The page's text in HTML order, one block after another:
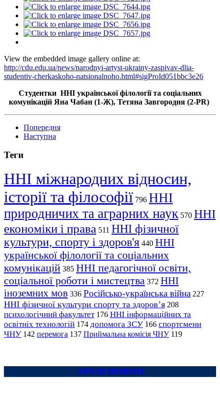
View the embedded image gallery online at:
http://cdu.edu.ua/news/narodnyi-artyst-ukrainy-zaspivav-dlia-
studentiv-cherkaskoho-natsionalnoho.html#sigProId051bbc3e26
Студентки ННІ української філології та соціальних
комунікацій Яна Чабан (1-Ж), Тетяна Завгородня (2-PR)
Попередня
Наступна
Теги
ННІ міжнародних відносин,
історії та філософії 796 ННІ
природничих та аграрних наук 570 ННІ
економіки і права 511 ННІ фізичної
культури, спорту і здоров'я 440 ННІ
української філології та соціальних
комунікацій 385 ННІ педагогічної освіти,
соціальної роботи і мистецтва 372 ННІ
іноземних мов 336 Російсько-українська війна 227
ННІ фізичної культури спорту та здоров’я 208
психологічний факультет 176 ННІ інформаційних та
освітніх технологій 174 допомога ЗСУ 166 спортсмени
ЧНУ 142 перемога 137 Приймальна комісія ЧНУ 119
АРХІВ НОВИН